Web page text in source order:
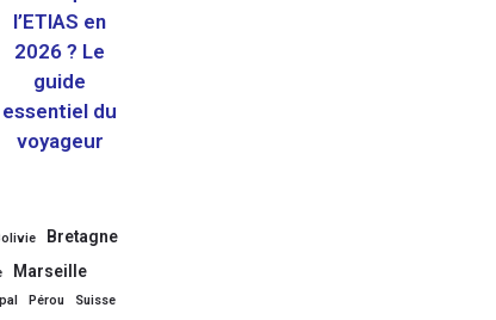
l’ETIAS en
2026 ? Le
guide
essentiel du
voyageur
Bretagne
Marseille
Pérou Suisse